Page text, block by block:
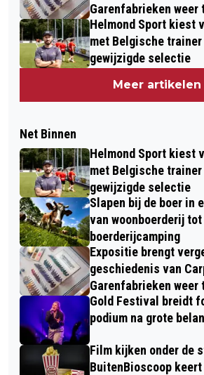
Garenfabrieken weer
Helmond Sport kiest
met Belgische
gewijzigde selectie
Meer artikelen
Net Binnen
Helmond Sport kiest
met Belgische
gewijzigde selectie
Slapen bij de boer in
van woonboerderij tot
boerderijcamping
Expositie brengt
geschiedenis van
Garenfabrieken weer
Gold Festival breidt
podium na grote
Film kijken onder de
BuitenBioscoop